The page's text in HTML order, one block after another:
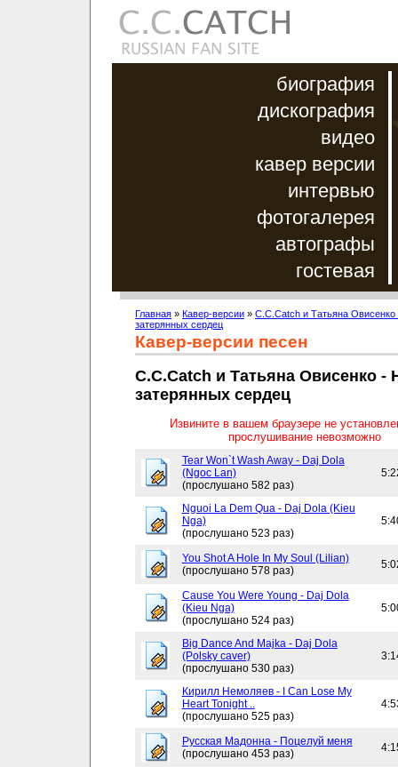
биография
дискография
видео
кавер версии
интервью
фотогалерея
автографы
гостевая
Главная » Кавер-версии » C.C.Catch и Татьяна
затерянных сердец
Кавер-версии песен
C.C.Catch и Татьяна Овисенко -
затерянных сердец
Извините в вашем браузере не
прослушивание невозможно
Tear Won`t Wash Away - Daj Dola
(Ngoc Lan)
(прослушано 582 раз)
Nguoi La Dem Qua - Daj Dola (Kieu
Nga)
(прослушано 523 раз)
You Shot A Hole In My Soul (Lilian)
(прослушано 578 раз)
Cause You Were Young - Daj Dola
(Kieu Nga)
(прослушано 524 раз)
Big Dance And Majka - Daj Dola
(Polsky caver)
(прослушано 530 раз)
Кирилл Немоляев - I Can Lose My
Heart Tonight ..
(прослушано 525 раз)
Русская Мадонна - Поцелуй меня
(прослушано 453 раз)